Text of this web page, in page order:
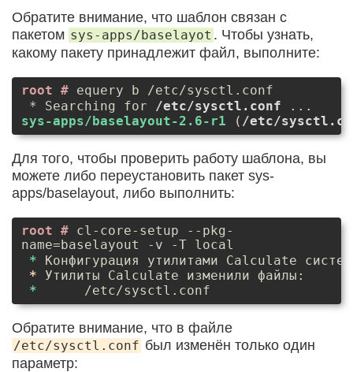
Обратите внимание, что шаблон связан с
пакетом sys-apps/baselayot . Чтобы узнать,
какому пакету принадлежит файл, выполните:
equery b /etc/sysctl.conf
* Searching for /etc/sysctl.conf
sys-apps/baselayout-2.6-r1 ( /etc/
Для того, чтобы проверить работу шаблона, вы
можете либо переустановить пакет sys-
apps/baselayout, либо выполнить:
cl-core-setup --pkg-
name=baselayout -v -T local
* Конфигурация утилитами Calculate
* Утилиты Calculate изменили файлы:
*
      /etc/sysctl.conf
Обратите внимание, что в файле
/etc/sysctl.conf был изменён только один
параметр: